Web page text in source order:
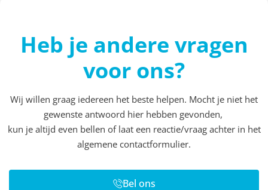
Heb je andere vragen
voor ons?
Wij willen graag iedereen het beste helpen. Mocht je niet het
gewenste antwoord hier hebben gevonden,
kun je altijd even bellen of laat een reactie/vraag achter in het
algemene contactformulier.
Bel ons